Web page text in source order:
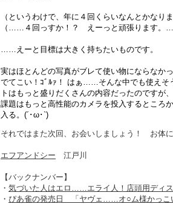
（というわけで、年に４回くらいなんとかな
（……４回っすか！？ えーっと頑張ります。
……えーと目標は大きく持ちたいものです。
実はほとんどの写真がブレて使い物にならな
でてこい！ｺﾞﾙｧ！ はぁ……そんな中でも使えそ
トはもっと盛りだくさんの内容だったのですが
課題はもっと高性能のカメラを投入するところ
入る。(´･ω･`)
それではまた次回、お会いしましょう！ お体
エフアンドシー 江戸川
【バックナンバー】
・ 気づいた人はエロ……エライ人！店頭用ディ
・ ぴあ雀の発売日 「ヤヴェ……オ○ム様かっこ